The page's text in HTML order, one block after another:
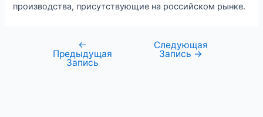
производства, присутствующие на российском рынке.
←
Предыдущая
Запись
Следующая
Запись →